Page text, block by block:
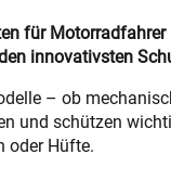
für
innovativsten
– ob
und schützen
oder Hüfte.